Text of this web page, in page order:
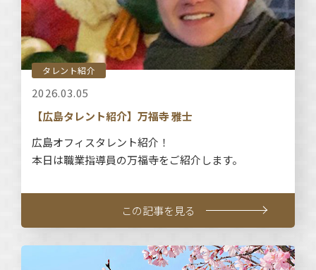
タレント紹介
2026.03.05
【広島タレント紹介】万福寺 雅士
広島オフィスタレント紹介！
本日は職業指導員の万福寺をご紹介します。
この記事を見る